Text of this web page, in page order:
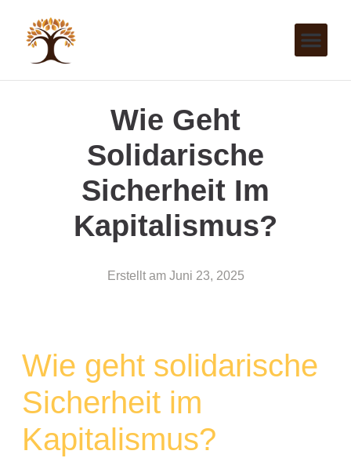
Wie Geht
Solidarische
Sicherheit Im
Kapitalismus?
Erstellt am Juni 23, 2025
Wie geht solidarische
Sicherheit im
Kapitalismus?